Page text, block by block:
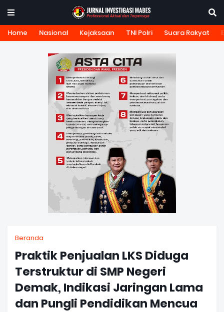
Home Nasional Kejaksaan TNI Polri Suara Rakyat
Beranda
Praktik Penjualan LKS Diduga
Terstruktur di SMP Negeri
Demak, Indikasi Jaringan Lama
dan Pungli Pendidikan Mencua